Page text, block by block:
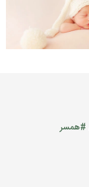
#همسر